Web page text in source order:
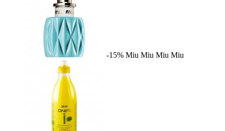
-15% Miu Miu Miu Miu